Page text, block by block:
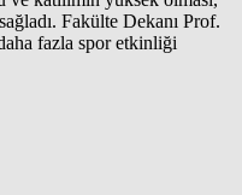
Fakülte Dekanı Prof.
fazla spor etkinliği